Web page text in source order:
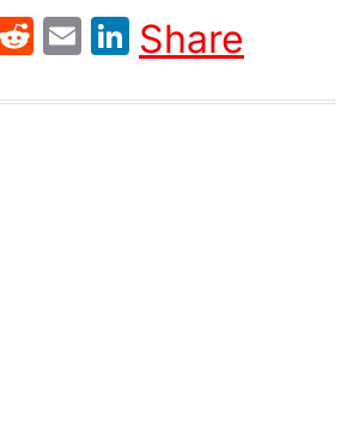
Reddit
EmailLinkedIn
Share